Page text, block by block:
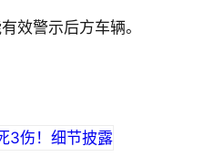
效警示后方车辆。